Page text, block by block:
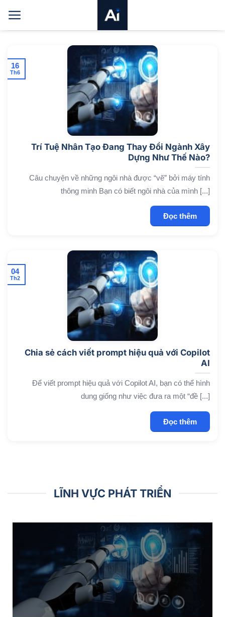
qua
nội
Trí Tuệ Nhân Tạo Đang Thay Đổi Ngành Xây
Dựng Như Thế Nào?
Câu chuyện về những ngôi nhà được “vẽ” bởi máy tính
thông minh Bạn có biết ngôi nhà của mình [...]
Đọc thêm
16
Th6
Chia sẻ cách viết prompt hiệu quả với Copilot
AI
Để viết prompt hiệu quả với Copilot AI, bạn có thể hình
dung giống như việc đưa ra một “đề [...]
Đọc thêm
04
Th2
LĨNH VỰC PHÁT TRIỂN